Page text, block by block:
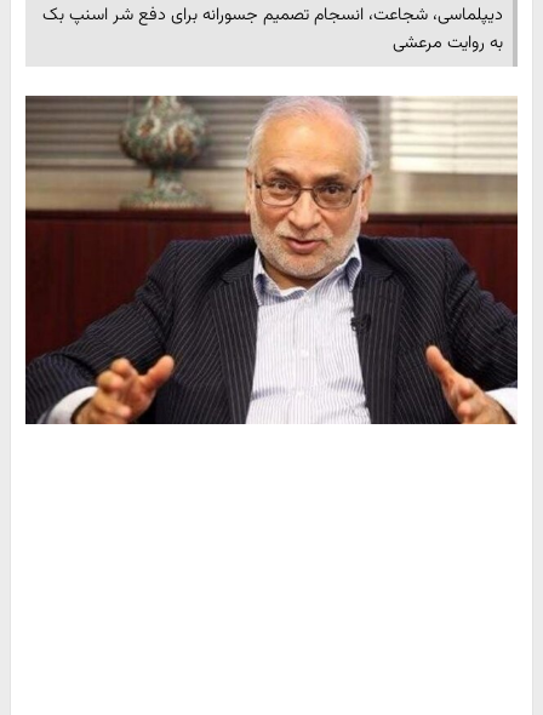
دیپلماسی، شجاعت، انسجام تصمیم جسورانه برای دفع شر اسنپ بک
به روایت مرعشی